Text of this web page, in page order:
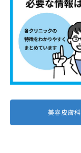
2．ディー
3．ケミカ
4．レーザ
5．超音波
まとめ：
ニック5選
美容皮膚
ち